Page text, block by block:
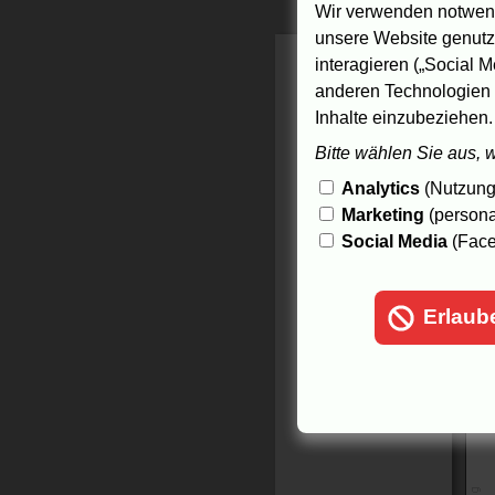
Wir verwenden
unsere Website
interagieren („Social
anderen
Inhalte
Bitte wählen Sie aus,
Analytics
Marketing
Social Media